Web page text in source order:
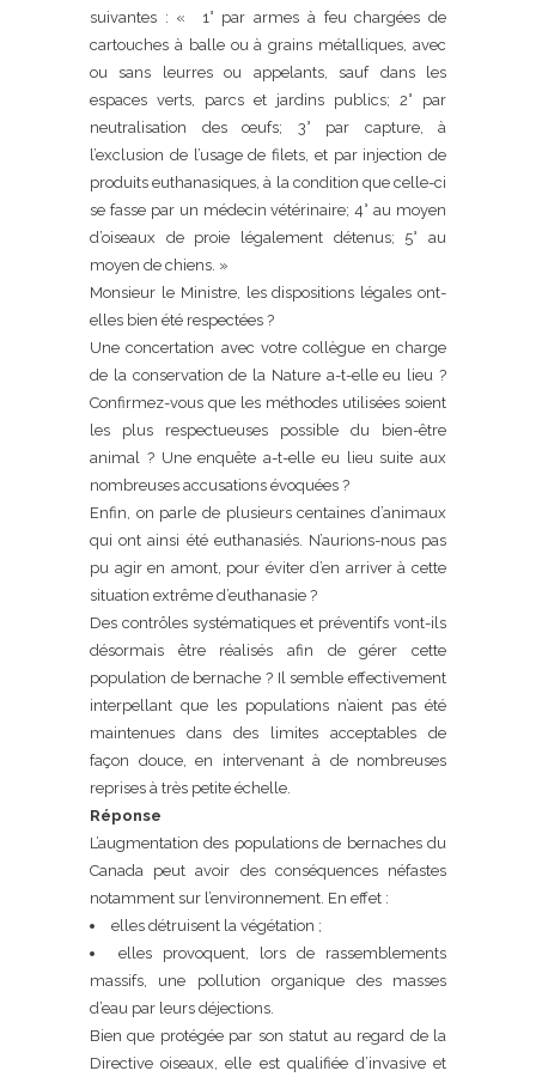
suivantes : « 1° par armes à feu chargées de
cartouches à balle ou à grains métalliques, avec
ou sans leurres ou appelants, sauf dans les
espaces verts, parcs et jardins publics; 2° par
neutralisation des œufs; 3° par capture, à
l’exclusion de l’usage de filets, et par injection de
produits euthanasiques, à la condition que celle-ci
se fasse par un médecin vétérinaire; 4° au moyen
d’oiseaux de proie légalement détenus; 5° au
moyen de chiens. »
Monsieur le Ministre, les dispositions légales ont-
elles bien été respectées ?
Une concertation avec votre collègue en charge
de la conservation de la Nature a-t-elle eu lieu ?
Confirmez-vous que les méthodes utilisées soient
les plus respectueuses possible du bien-être
animal ? Une enquête a-t-elle eu lieu suite aux
nombreuses accusations évoquées ?
Enfin, on parle de plusieurs centaines d’animaux
qui ont ainsi été euthanasiés. N’aurions-nous pas
pu agir en amont, pour éviter d’en arriver à cette
situation extrême d’euthanasie ?
Des contrôles systématiques et préventifs vont-ils
désormais être réalisés afin de gérer cette
population de bernache ? Il semble effectivement
interpellant que les populations n’aient pas été
maintenues dans des limites acceptables de
façon douce, en intervenant à de nombreuses
reprises à très petite échelle.
Réponse
L’augmentation des populations de bernaches du
Canada peut avoir des conséquences néfastes
notamment sur l’environnement. En effet :
elles détruisent la végétation ;
elles provoquent, lors de rassemblements
massifs, une pollution organique des masses
d’eau par leurs déjections.
Bien que protégée par son statut au regard de la
Directive oiseaux, elle est qualifiée d’invasive et